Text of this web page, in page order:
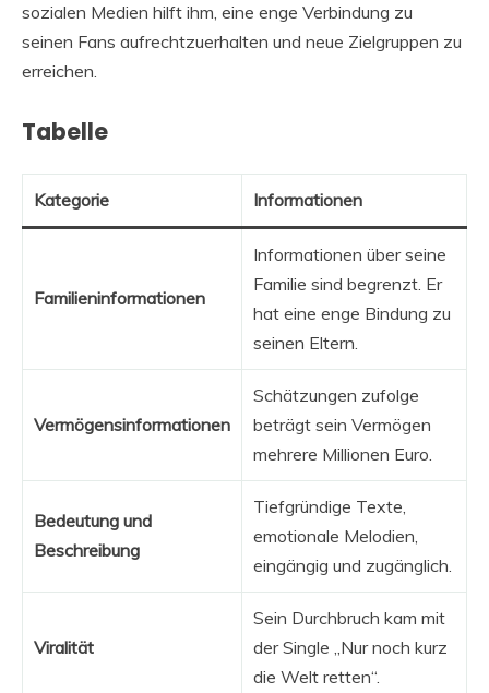
sozialen Medien hilft ihm, eine enge Verbindung zu
seinen Fans aufrechtzuerhalten und neue Zielgruppen zu
erreichen.
Tabelle
Kategorie Informationen
Familieninformationen
Informationen über seine
Familie sind begrenzt. Er
hat eine enge Bindung zu
seinen Eltern.
Vermögensinformationen
Schätzungen zufolge
beträgt sein Vermögen
mehrere Millionen Euro.
Bedeutung und
Beschreibung
Tiefgründige Texte,
emotionale Melodien,
eingängig und zugänglich.
Viralität
Sein Durchbruch kam mit
der Single „Nur noch kurz
die Welt retten“.